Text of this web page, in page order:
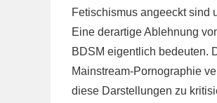
Fetischismus angeeckt sind
Eine derartige Ablehnung
BDSM eigentlich bedeuten.
Mainstream-Pornographie
diese Darstellungen zu